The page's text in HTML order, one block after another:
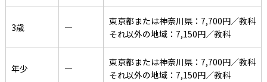
3歳 ―
東京都または神奈川県：7,700円／教科
それ以外の地域：7,150円／教科
年少 ―
東京都または神奈川県：7,700円／教科
それ以外の地域：7,150円／教科